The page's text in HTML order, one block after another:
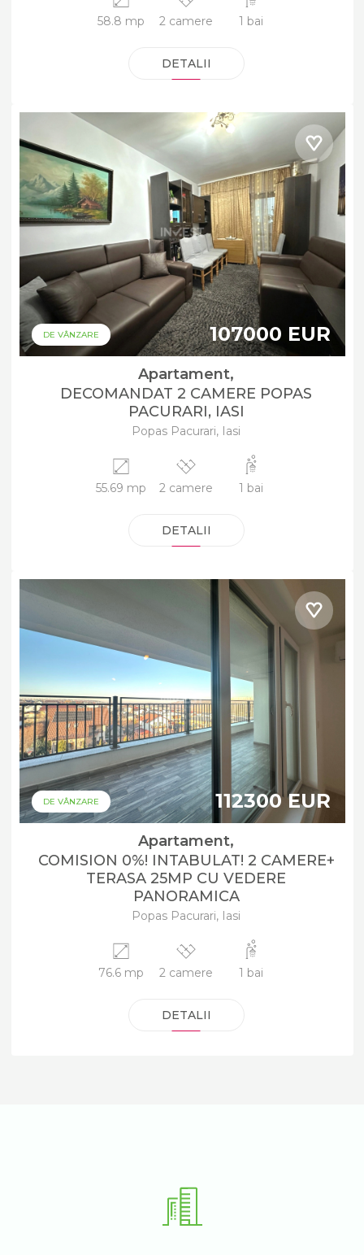
58.8 mp 2 camere 1 bai
DETALII
DE VÂNZARE 107000 EUR
Apartament,
DECOMANDAT 2 CAMERE POPAS
PACURARI, IASI
Popas Pacurari, Iasi
55.69 mp 2 camere 1 bai
DETALII
DE VÂNZARE 112300 EUR
Apartament,
COMISION 0%! INTABULAT! 2 CAMERE+
TERASA 25MP CU VEDERE
PANORAMICA
Popas Pacurari, Iasi
76.6 mp 2 camere 1 bai
DETALII